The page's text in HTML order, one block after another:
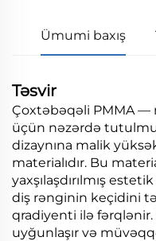
Ümumi baxış
Təsvir
Çoxtəbəqəli PMMA
üçün nəzərdə
dizaynına malik
materialıdır. Bu
yaxşılaşdırılmış
diş rənginin keçidini
qradiyenti ilə fərqlənir.
uyğunlaşır və